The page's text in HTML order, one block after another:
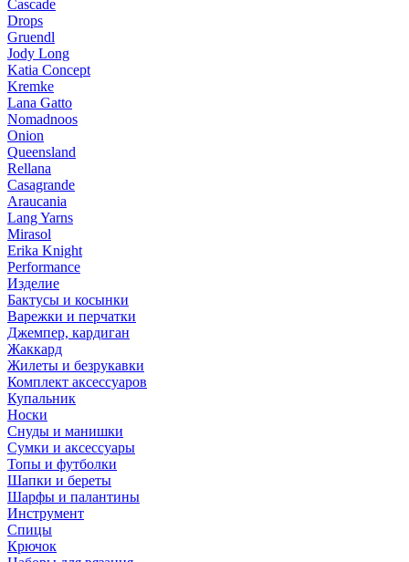
Cascade
Drops
Gruendl
Jody Long
Katia Concept
Kremke
Lana Gatto
Nomadnoos
Onion
Queensland
Rellana
Casagrande
Araucania
Lang Yarns
Mirasol
Erika Knight
Performance
Изделие
Бактусы и косынки
Варежки и перчатки
Джемпер, кардиган
Жаккард
Жилеты и безрукавки
Комплект аксессуаров
Купальник
Носки
Снуды и манишки
Сумки и аксессуары
Топы и футболки
Шапки и береты
Шарфы и палантины
Инструмент
Спицы
Крючок